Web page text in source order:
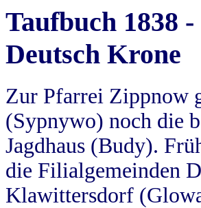
Taufbuch 1838
Deutsch Krone
Zur Pfarrei Zippnow
(Sypnywo) noch die
Jagdhaus (Budy).
die Filialgemeinden
Klawittersdorf